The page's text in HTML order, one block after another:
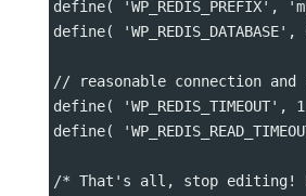
define( 'WP_REDIS_PREFIX',
define(
// reasonable connection and
define( 'WP_REDIS_TIMEOUT',
define(
/* That's all, stop editing!